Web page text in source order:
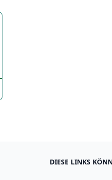
DIESE LINKS